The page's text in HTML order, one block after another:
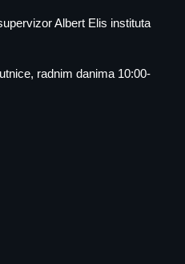
Albert Elis instituta
radnim danima 10:00-